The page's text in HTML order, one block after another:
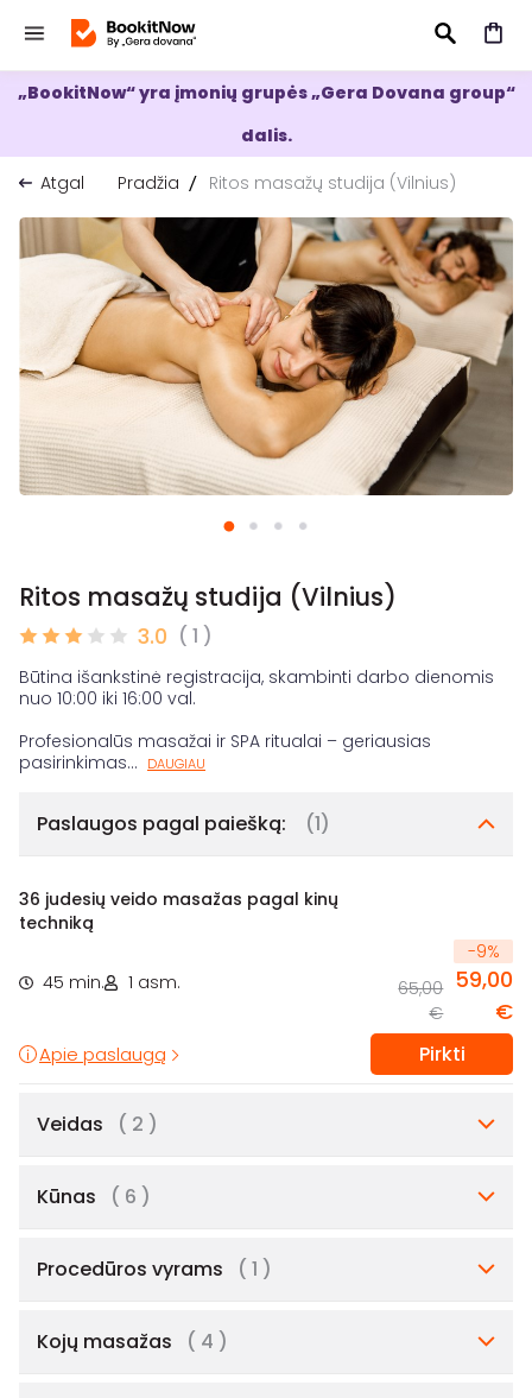
IEŠKOTI
„BookitNow“ yra įmonių grupės „Gera Dovana group“
dalis.
Atgal
Pradžia Ritos masažų studija (Vilnius)
Ritos masažų studija (Vilnius)
3.0 ( 1 )
Būtina išankstinė registracija, skambinti darbo dienomis
nuo 10:00 iki 16:00 val.
Profesionalūs masažai ir SPA ritualai – geriausias
pasirinkimas... DAUGIAU
Paslaugos pagal paiešką: (1)
36 judesių veido masažas pagal kinų
techniką
45 min. 1 asm.
-9%
65,00
€
59,00
€
Apie paslaugą Pirkti
Veidas ( 2 )
Kūnas ( 6 )
Procedūros vyrams ( 1 )
Kojų masažas ( 4 )